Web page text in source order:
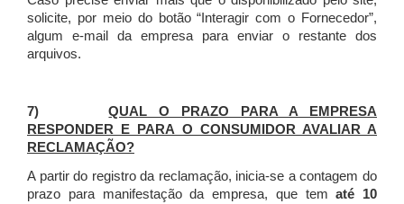
solicite, por meio do botão “Interagir com o Fornecedor”,
algum e-mail da empresa para enviar o restante dos
arquivos.
7)QUAL O PRAZO PARA A EMPRESA
RESPONDER E PARA O CONSUMIDOR AVALIAR A
RECLAMAÇÃO?
A partir do registro da reclamação, inicia-se a contagem do
prazo para manifestação da empresa, que tematé 10